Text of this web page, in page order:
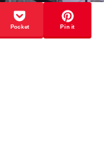
Pocket Pin it